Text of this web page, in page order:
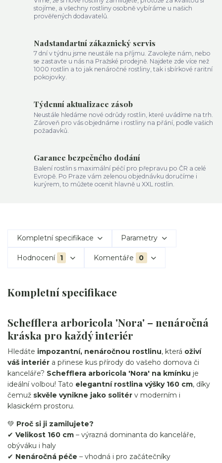
stojíme, a všechny rostliny osobně vybíráme u našich
prověřených dodavatelů.
Nadstandartní zákaznický servis
7 dní v týdnu jsme neustále na příjmu. Zavolejte nám, nebo
se zastavte u nás na Pražské prodejně. Najdete zde více než
1000 rostlin a to jak nenáročné rostliny, tak i sbírkové raritní
pokojovky.
Týdenní aktualizace zásob
Neustále hledáme nové odrůdy rostlin, které uvádíme na trh.
Zároveň pro vás objednáme i rostliny na přání, podle vašich
požadavků.
Garance bezpečného dodání
Balení rostlin s maximální péčí pro přepravu po ČR a celé
Evropě. Po Praze vám zelenou objednávku doručíme i
kurýrem, to můžete ocenit hlavně u XXL rostlin.
Kompletní specifikace Parametry
Hodnocení 1 Komentáře 0
Kompletní specifikace
Schefflera arboricola 'Nora' – nenáročná
kráska pro každý interiér
Hledáte impozantní, nenáročnou rostlinu, která oživí
váš interiér a přinese kus přírody do vašeho domova či
kanceláře? Schefflera arboricola 'Nora' na kmínku je
ideální volbou! Tato elegantní rostlina výšky 160 cm, díky
čemuž skvěle vynikne jako solitér v moderním i
klasickém prostoru.
💚 Proč si ji zamilujete?
✔ Velikost 160 cm – výrazná dominanta do kanceláře,
obýváku i haly
✔ Nenáročná péče – vhodná i pro začátečníky